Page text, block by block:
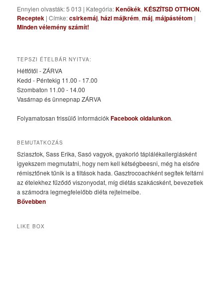
Ennyien olvasták: 5 013 | Kategória:Kenőkék,KÉSZÍTSD OTTHON,
Receptek |Címke:csirkemáj,házi májkrém,máj,májpástétom |
Minden vélemény számít!
TEPSZI ÉTELBÁR NYITVA:
Hétfőtől - ZÁRVA
Kedd - Péntekig 11.00 - 17.00
Szombaton 11.00 - 14.00
Vasárnap és ünnepnap ZÁRVA
Folyamatosan frissülő információkFacebook oldalunkon.
BEMUTATKOZÁS
Sziasztok, Sass Erika, Sasó vagyok, gyakorló táplálékallergiásként
igyekszem megmutatni, hogy nem kell kétségbeesni, még ha elsőre
rémisztőnek tűnik is a tiltások hada. Gasztrocoachként segítek feltárni
az ételekhez fűződő viszonyodat, míg diétás szakácsként, bevezetlek
a számodra legmegfelelőbb diéta rejtelmeibe.
Bővebben
LIKE BOX